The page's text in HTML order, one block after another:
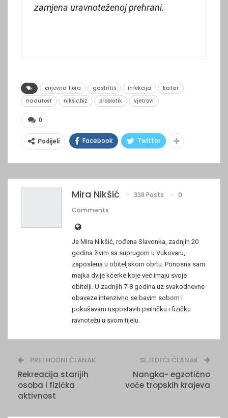
zamjena uravnoteženoj prehrani.
crijevna flora gastritis infekcija
katar
nadutost
niksic.biz probiotik vjetrovi
0
Podijeli Facebook Twitter
Mira Nikšić 338 Posts
0
Comments
Ja Mira Nikšić, rođena Slavonka, zadnjih 20
godina živim sa suprugom u Vukovaru,
zaposlena u obiteljskom obrtu. Ponosna sam
majka dvije kćerke koje već imaju svoje
obitelji. U zadnjih 7-8 godina uz svakodnevne
obaveze intenzivno se bavim sobom i
pokušavam uspostaviti psihičku i fizičku
ravnotežu u svom tijelu.
PRETHODNI ČLANAK
Rekreacija starijih
osoba i fizička
aktivnost
SLJEDEĆI ČLANAK
Nangka- egzotično
voće tropskih krajeva